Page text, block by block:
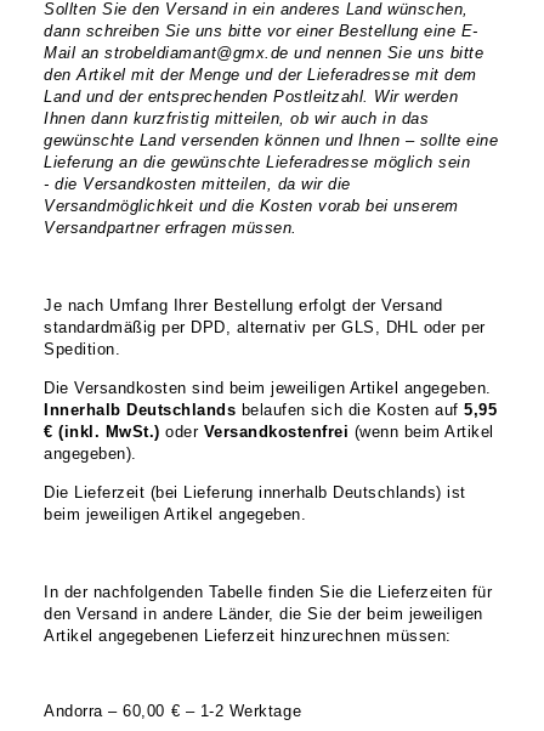
Sollten Sie den Versand in ein anderes Land wünschen,
dann schreiben Sie uns bitte vor einer Bestellung eine E-
Mail an strobeldiamant@gmx.de und nennen Sie uns bitte
den Artikel mit der Menge und der Lieferadresse mit dem
Land und der entsprechenden Postleitzahl. Wir werden
Ihnen dann kurzfristig mitteilen, ob wir auch in das
gewünschte Land versenden können und Ihnen – sollte eine
Lieferung an die gewünschte Lieferadresse möglich sein
- die Versandkosten mitteilen, da wir die
Versandmöglichkeit und die Kosten vorab bei unserem
Versandpartner erfragen müssen.
Je nach Umfang Ihrer Bestellung erfolgt der Versand
standardmäßig per DPD, alternativ per GLS, DHL oder per
Spedition.
Die Versandkosten sind beim jeweiligen Artikel angegeben.
Innerhalb Deutschlands belaufen sich die Kosten auf 5,95
€ (inkl. MwSt.) oder Versandkostenfrei (wenn beim Artikel
angegeben).
Die Lieferzeit (bei Lieferung innerhalb Deutschlands) ist
beim jeweiligen Artikel angegeben.
In der nachfolgenden Tabelle finden Sie die Lieferzeiten für
den Versand in andere Länder, die Sie der beim jeweiligen
Artikel angegebenen Lieferzeit hinzurechnen müssen:
Andorra – 60,00 € – 1-2 Werktage